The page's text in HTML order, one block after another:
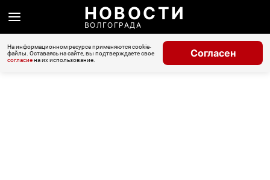
НОВОСТИ
ВОЛГОГРАДА
На информационном ресурсе применяются cookie-
файлы. Оставаясь на сайте, вы подтверждаете свое
согласиена их использование.
Согласен